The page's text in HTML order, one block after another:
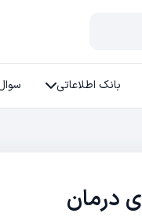
بانک اطلاعاتی
درمان